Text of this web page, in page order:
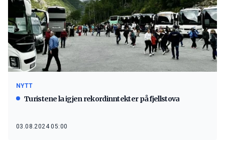
NYTT
Turistene la igjen rekordinntekter på fjellstova
03.08.2024 05:00